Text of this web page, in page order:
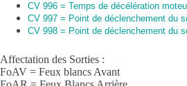
CV 996 = Temps de décélération
CV 997 = Point de déclenchement du
CV 998 = Point de déclenchement du
Affectation des Sorties :
FoAV = Feux blancs Avant